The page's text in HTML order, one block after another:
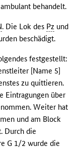
behandelt.
. Die Lok des Pz und
beschädigt.
festgestellt:
[Name 5]
zu quittieren.
Eintragungen über
Weiter hat
und am Block
Durch die
G 1/2 wurde die